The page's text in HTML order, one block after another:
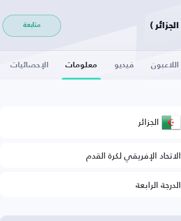
متابعة
اللاعبون فيديو معلومات الإحصائيات
الجزائر
الاتحاد الإفريقي لكرة القدم
الدرجة الرابعة